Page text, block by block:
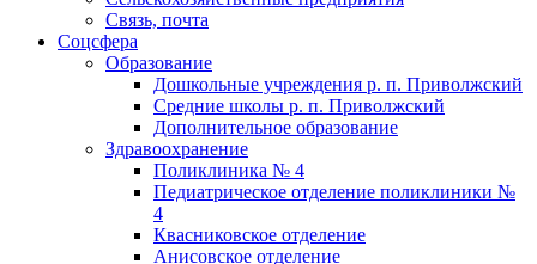
Связь, почта
Соцсфера
Образование
Дошкольные учреждения р. п. Приволжский
Средние школы р. п. Приволжский
Дополнительное образование
Здравоохранение
Поликлиника № 4
Педиатрическое отделение поликлиники №
4
Квасниковское отделение
Анисовское отделение